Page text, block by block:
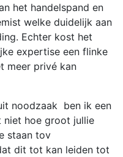
het handelspand en
welke duidelijk aan
Echter kost het
expertise een flinke
meer privé kan
noodzaak ben ik een
niet hoe groot jullie
staan tov
dit tot kan leiden tot